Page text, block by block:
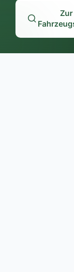
Zur